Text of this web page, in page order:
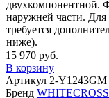
двухкомпонентной.
наружней части. Для
требуется
ниже).
15 970 руб.
В корзину
Артикул 2-Y1243GM
Бренд WHITECROSS